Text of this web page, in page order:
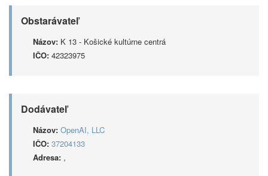
Obstarávateľ
Názov: K 13 - Košické kultúrne centrá
IČO: 42323975
Dodávateľ
Názov: OpenAI, LLC
IČO: 37204133
Adresa: ,